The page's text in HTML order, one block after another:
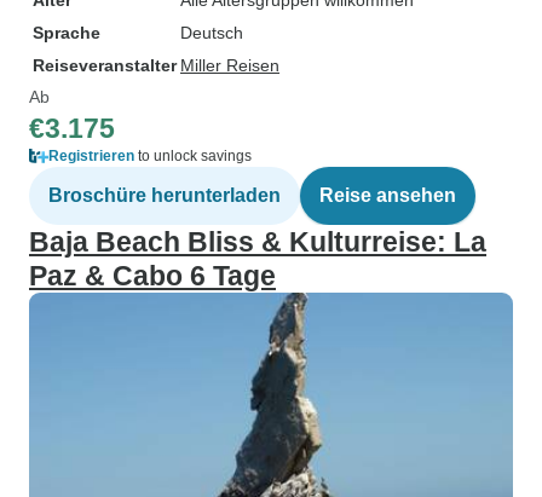
Sprache
Deutsch
Reiseveranstalter Miller Reisen
Ab
€3.175
Registrieren to unlock savings
Broschüre herunterladen Reise ansehen
Baja Beach Bliss & Kulturreise: La
Paz & Cabo 6 Tage